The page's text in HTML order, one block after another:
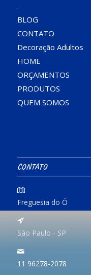
.
BLOG
CONTATO
Decoração Adultos
HOME
ORÇAMENTOS
PRODUTOS
QUEM SOMOS
CONTATO
Freguesia do Ó
São Paulo - SP
11 96278-2078